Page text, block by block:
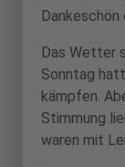
Dankeschön
Das Wetter
Sonntag
kämpfen.
Stimmung
waren mit